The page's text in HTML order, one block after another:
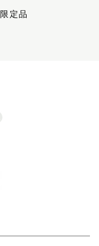
定品